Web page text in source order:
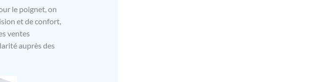
le poignet, on
et de confort,
ventes
auprès des